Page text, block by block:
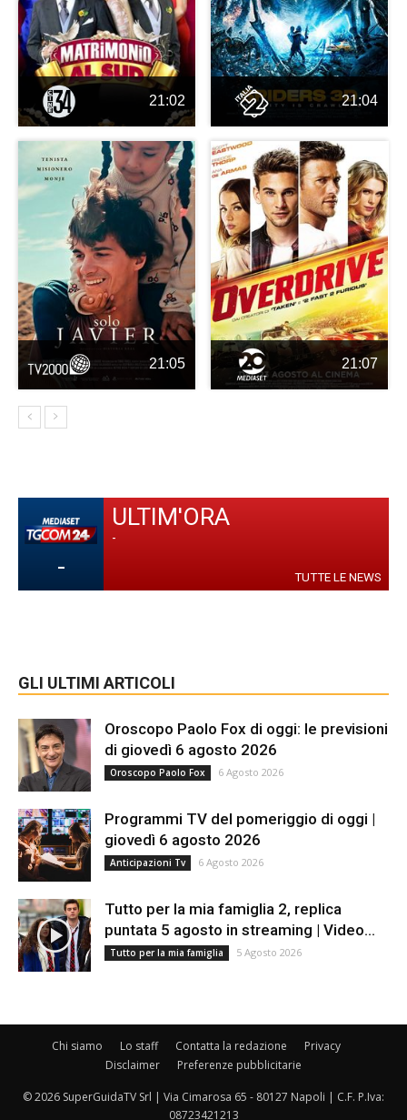
21:02 21:04
21:05 21:07
-
ULTIM'ORA
-
TUTTE LE NEWS
GLI ULTIMI ARTICOLI
Oroscopo Paolo Fox di oggi: le previsioni
di giovedì 6 agosto 2026
Oroscopo Paolo Fox 6 Agosto 2026
Programmi TV del pomeriggio di oggi |
giovedì 6 agosto 2026
Anticipazioni Tv 6 Agosto 2026
Tutto per la mia famiglia 2, replica
puntata 5 agosto in streaming | Video...
Tutto per la mia famiglia 5 Agosto 2026
Chi siamo Lo staff Contatta la redazione
Privacy
Disclaimer
Preferenze pubblicitarie
© 2026 SuperGuidaTV Srl | Via Cimarosa 65 - 80127 Napoli | C.F. P.Iva:
08723421213